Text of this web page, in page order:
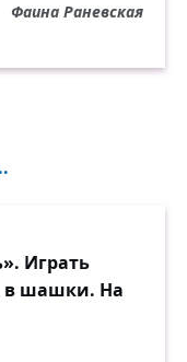
Фаина Раневская
Играть
в шашки. На